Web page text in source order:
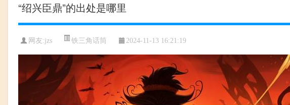
“绍兴臣鼎”的出处是哪里
网友:jzs 铁三角话筒 2024-11-13 16:21:19